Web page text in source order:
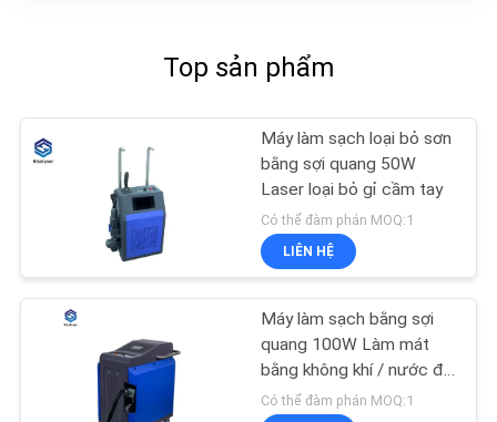
Top sản phẩm
Máy làm sạch loại bỏ sơn
bằng sợi quang 50W
Laser loại bỏ gỉ cầm tay
Có thể đàm phán MOQ:1
LIÊN HỆ
Máy làm sạch bằng sợi
quang 100W Làm mát
bằng không khí / nước để
tẩy sơn
Có thể đàm phán MOQ:1